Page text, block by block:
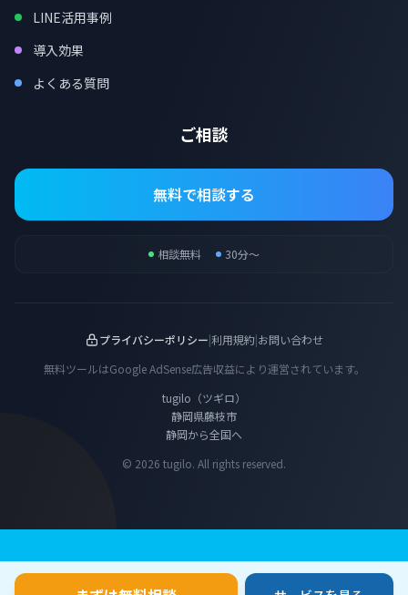
LINE活用事例
導入効果
よくある質問
ご相談
無料で相談する
相談無料 30分〜
プライバシーポリシー|利用規約|お問い合わせ
無料ツールはGoogle AdSense広告収益により運営されています。
tugilo（ツギロ）
静岡県藤枝市
静岡から全国へ
© 2026 tugilo. All rights reserved.